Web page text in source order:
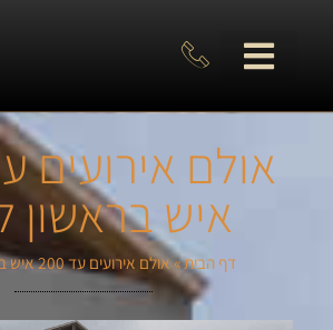
איש בראשון
דף הבית»אולם אירועים עד 200 איש בראשון לציון